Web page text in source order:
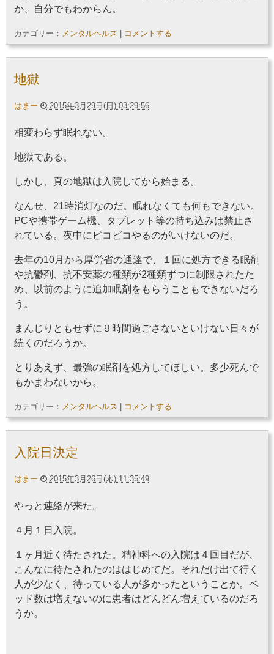
か、自分でもわからん。
カテゴリー： メンタルヘルス コメントする
地獄
はまー 2015年3月29日(日) 03:29:56
相変わらず眠れない。
地獄である。
しかし、真の地獄は入院してから始まる。
なんせ、21時消灯なのだ。眠れなくても何もできない。
PCや携帯ゲーム機、タブレット等の持ち込みは禁止さ
れている。夜中にピコピコやるのがいけないのだ。
去年の10月から厚労省の通達で、１回に処方できる眠剤
や抗鬱剤、抗不安薬の種類が2種類ずつに制限されたた
め、以前のように追加眠剤をもらうこともできないだろ
う。
まんじりともせずに９時間過ごさないといけない日々が
続くのだろうか。
とりあえず、最強の眠剤を処方してほしい。多少死んで
もかまわないから。
カテゴリー： メンタルヘルス コメントする
入院日決定
はまー 2015年3月26日(木) 11:35:49
やっと連絡が来た。
４月１日入院。
１ヶ月近く待たされた。精神科への入院は４回目だが、
こんなに待たされたのははじめてだ。それだけ出て行く
人が少なく、待っている人が多かったということか。ベ
ッド数は増えないのに患者はどんどん増えているのだろ
うか。